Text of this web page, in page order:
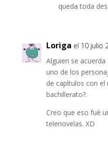
queda toda
Loriga el 10 julio
Alguien se
uno de los
de capìtulos con
bachillerato?.
Creo que eso fuè
telenovelas. XD